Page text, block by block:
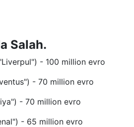
Salah.
- 100 million evro
- 70 million evro
- 70 million evro
- 65 million evro